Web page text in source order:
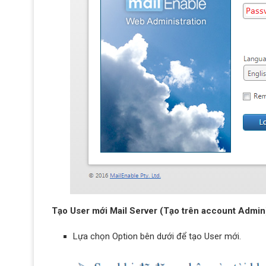
Tạo User mới Mail Server (Tạo trên account
Lựa chọn Option bên dưới để tạo User mới.